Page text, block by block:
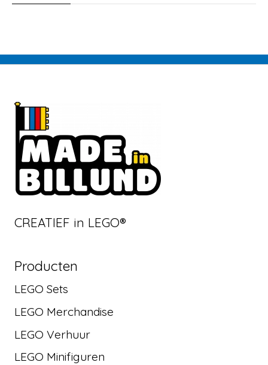
CREATIEF in LEGO®
Producten
LEGO Sets
LEGO Merchandise
LEGO Verhuur
LEGO Minifiguren